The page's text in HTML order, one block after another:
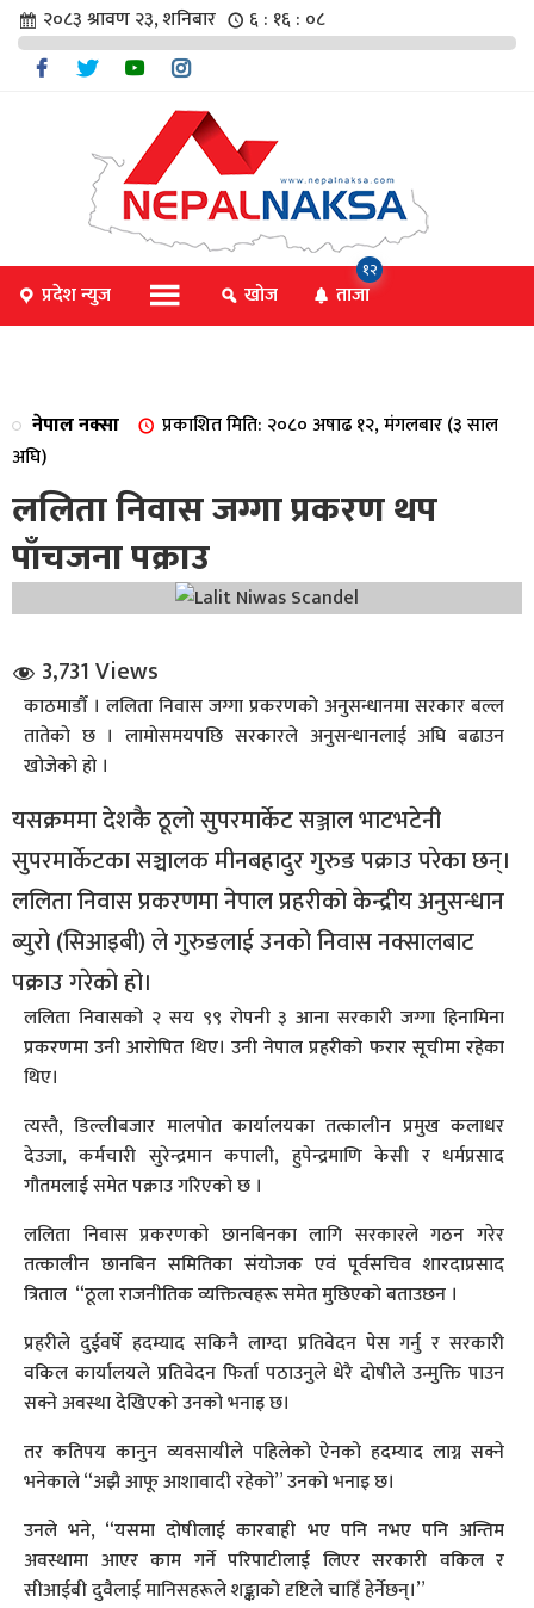
संवाद
२०८३ श्रावण २३, शनिबार ६ : १६ : ०८
प्रदेश न्युज खोज ताजा
१२
नेपाल नक्सा
प्रकाशित मिति: २०८० अषाढ १२, मंगलबार (३ साल
अघि)
ललिता निवास जग्गा प्रकरण थप
पाँचजना पक्राउ
3,731 Views
काठमाडौँ । ललिता निवास जग्गा प्रकरणकाे अनुसन्धानमा सरकार बल्ल
तातेकाे छ । लामाेसमयपछि सरकारले अनुसन्धानलाई अघि बढाउन
खाेजेकाे हाे ।
यसक्रममा देशकै ठूलाे सुपरमार्केट सञ्जाल भाटभटेनी
सुपरमार्केटका सञ्चालक मीनबहादुर गुरुङ पक्राउ परेका छन्।
ललिता निवास प्रकरणमा नेपाल प्रहरीको केन्द्रीय अनुसन्धान
ब्युरो (सिआइबी) ले गुरुङलाई उनको निवास नक्सालबाट
पक्राउ गरेकाे हो।
ललिता निवासको २ सय ९९ रोपनी ३ आना सरकारी जग्गा हिनामिना
प्रकरणमा उनी आरोपित थिए। उनी नेपाल प्रहरीको फरार सूचीमा रहेका
थिए।
त्यस्तै, डिल्लीबजार मालपोत कार्यालयका तत्कालीन प्रमुख कलाधर
देउजा, कर्मचारी सुरेन्द्रमान कपाली, हुपेन्द्रमाणि केसी र धर्मप्रसाद
गौतमलाई समेत पक्राउ गरिएकाे छ ।
ललिता निवास प्रकरणको छानबिनका लागि सरकारले गठन गरेर
तत्कालीन छानबिन समितिका संयोजक एवं पूर्वसचिव शारदाप्रसाद
त्रिताल “ठूला राजनीतिक व्यक्तित्वहरू समेत मुछिएकाे बताउछन ।
प्रहरीले दुईवर्षे हदम्याद सकिनै लाग्दा प्रतिवेदन पेस गर्नु र सरकारी
वकिल कार्यालयले प्रतिवेदन फिर्ता पठाउनुले धेरै दोषीले उन्मुक्ति पाउन
सक्ने अवस्था देखिएको उनको भनाइ छ।
तर कतिपय कानुन व्यवसायीले पहिलेको ऐनको हदम्याद लाग्न सक्ने
भनेकाले “अझै आफू आशावादी रहेको” उनको भनाइ छ।
उनले भने, “यसमा दोषीलाई कारबाही भए पनि नभए पनि अन्तिम
अवस्थामा आएर काम गर्ने परिपाटीलाई लिएर सरकारी वकिल र
सीआईबी दुवैलाई मानिसहरूले शङ्काको दृष्टिले चाहिँ हेर्नेछन्।”